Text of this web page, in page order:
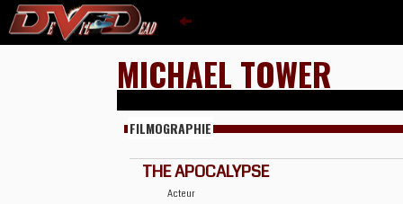
MICHAEL TOWER
FILMOGRAPHIE
THE APOCALYPSE
Acteur